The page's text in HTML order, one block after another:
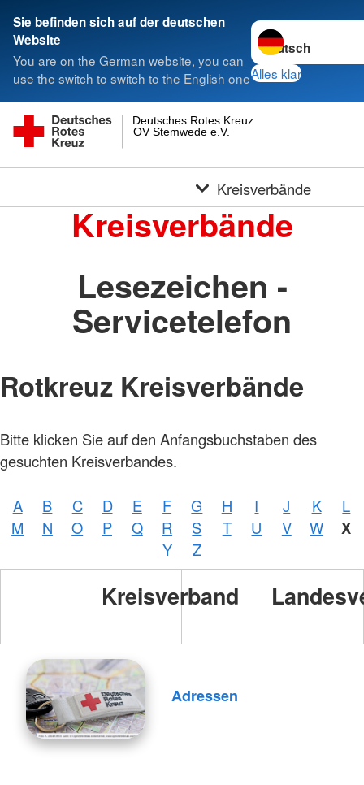
Sie befinden sich auf der deutschen
Website
You are on the German website, you can
use the switch to switch to the English one
Sprache wechseln
Alles klar
OV Stemwede e.V.
Deutsches Rotes Kreuz
Kreisverbände
Kreisverbände
Lesezeichen -
Servicetelefon
Rotkreuz Kreisverbände
Bitte klicken Sie auf den Anfangsbuchstaben des
gesuchten Kreisverbandes.
A B C D E F G H I J K
L
M
N O P Q R S T U V W X
Y Z
Kreisverband
Adressen